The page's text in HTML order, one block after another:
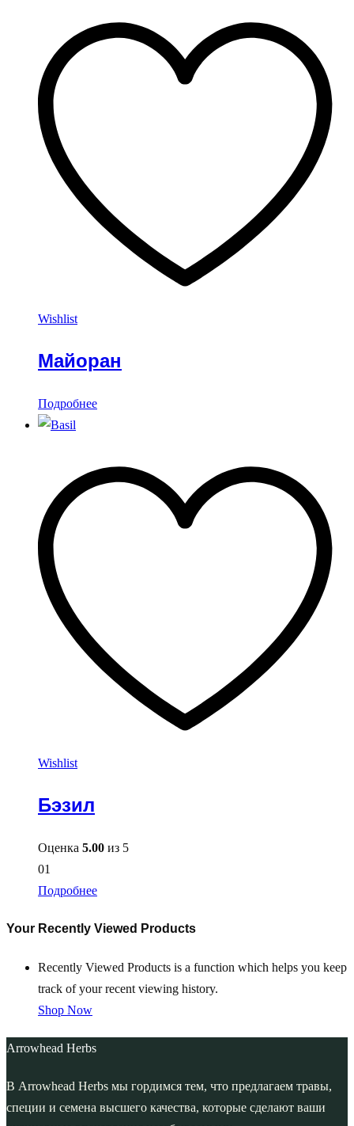
Wishlist
Майоран
Подробнее
Wishlist
Бэзил
Оценка 5.00 из 5
01
Подробнее
Your Recently Viewed Products
Recently Viewed Products is a function which helps you keep
track of your recent viewing history.
Shop Now
Arrowhead Herbs
В Arrowhead Herbs мы гордимся тем, что предлагаем травы,
специи и семена высшего качества, которые сделают ваши